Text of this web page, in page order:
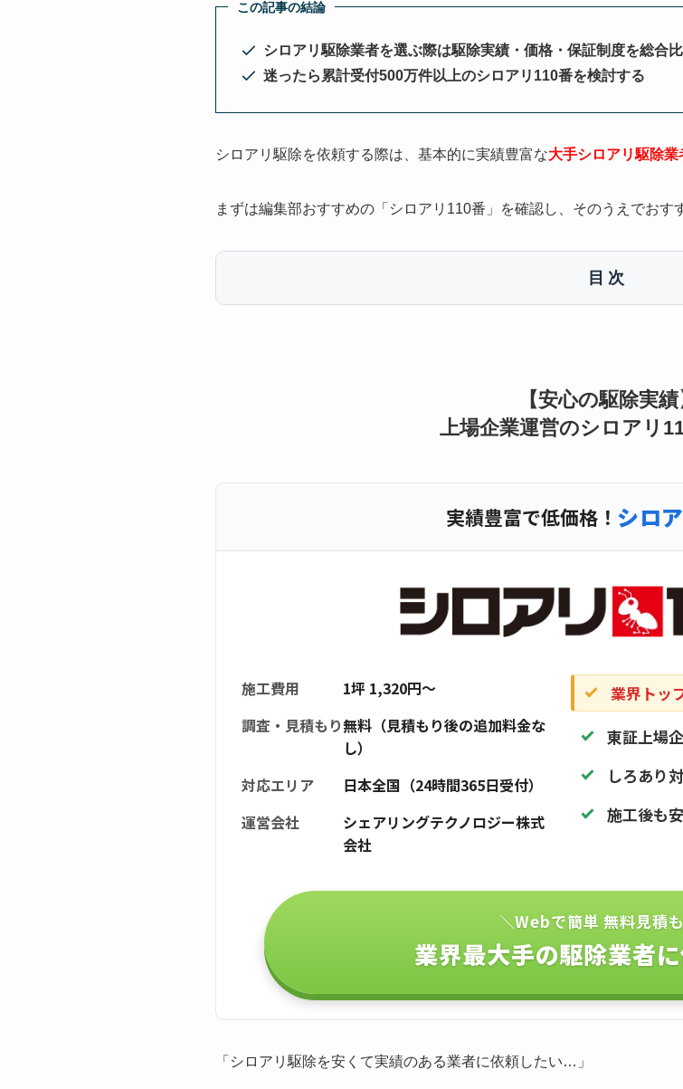
この記事の結論
シロアリ駆除業者を選ぶ際は駆除実績・価格・保証制度を総合
迷ったら累計受付500万件以上のシロアリ110番を検討する
シロアリ駆除を依頼する際は、基本的に実績豊富な大手シロアリ駆除
まずは編集部おすすめの「シロアリ110番」を確認し、そのうえでおす
目次
【安心の駆除実績
上場企業運営のシロアリ
実績豊富で低価格！ シロ
施工費用
1坪 1,320円〜
調査・見積もり無料（見積もり後の追加料金な
し）
対応エリア
日本全国（24時間365日受付）
運営会社
シェアリングテクノロジー株式
会社
業界トッ
東証上場
しろあり
施工後も
＼Webで簡単 無料見積
業界最大手の駆除業者に
「シロアリ駆除を安くて実績のある業者に依頼したい…」